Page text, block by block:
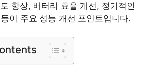
향상, 배터리 효율 개선, 정기적인
이 주요 성능 개선 포인트입니다.